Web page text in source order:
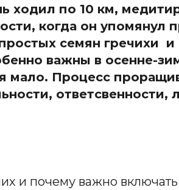
ходил по 10 км,
когда он упомянул
семян гречихи и
важны в осенне-
мало. Процесс
и почему важно